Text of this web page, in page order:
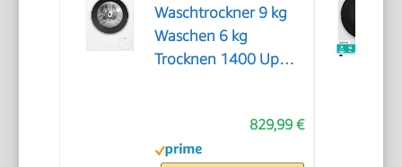
Waschtrockner 9 kg
Waschen 6 kg
Trocknen 1400 UpM
829,99 €